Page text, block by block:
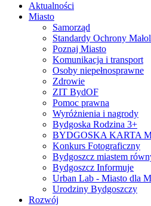
Aktualności
Miasto
Samorząd
Standardy Ochrony
Poznaj Miasto
Komunikacja i transport
Osoby niepełnosprawne
Zdrowie
ZIT BydOF
Pomoc prawna
Wyróżnienia i nagrody
Bydgoska Rodzina 3+
BYDGOSKA KARTA
Konkurs Fotograficzny
Bydgoszcz miastem
Bydgoszcz Informuje
Urban Lab - Miasto dla
Urodziny Bydgoszczy
Rozwój